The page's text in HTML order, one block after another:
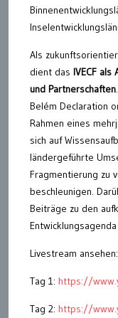
Als
dient das IVECF
und Partnerschaften
Belém Declaration
Rahmen eines
sich auf
ländergeführte
Fragmentierung zu
beschleunigen.
Beiträge zu den
Livestream ansehen:
Tag 1: https://
Tag 2: https://